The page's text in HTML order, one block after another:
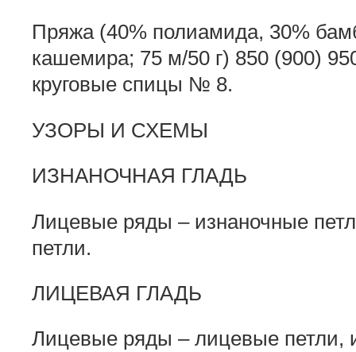
Пряжа (40% полиамида, 30%
кашемира; 75 м/50 г) 850 (900)
круговые спицы № 8.
УЗОРЫ И СХЕМЫ
ИЗНАНОЧНАЯ ГЛАДЬ
Лицевые ряды – изнаночные
петли.
ЛИЦЕВАЯ ГЛАДЬ
Лицевые ряды – лицевые петли,